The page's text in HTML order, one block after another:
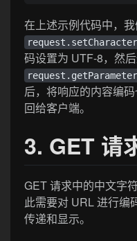
在上述示例代码中，
码设置为 UTF-8，然
后，将响应的内容编
回给客户端。
3. GET 请
GET 请求中的中文字
此需要对 URL 进行编
传递和显示。